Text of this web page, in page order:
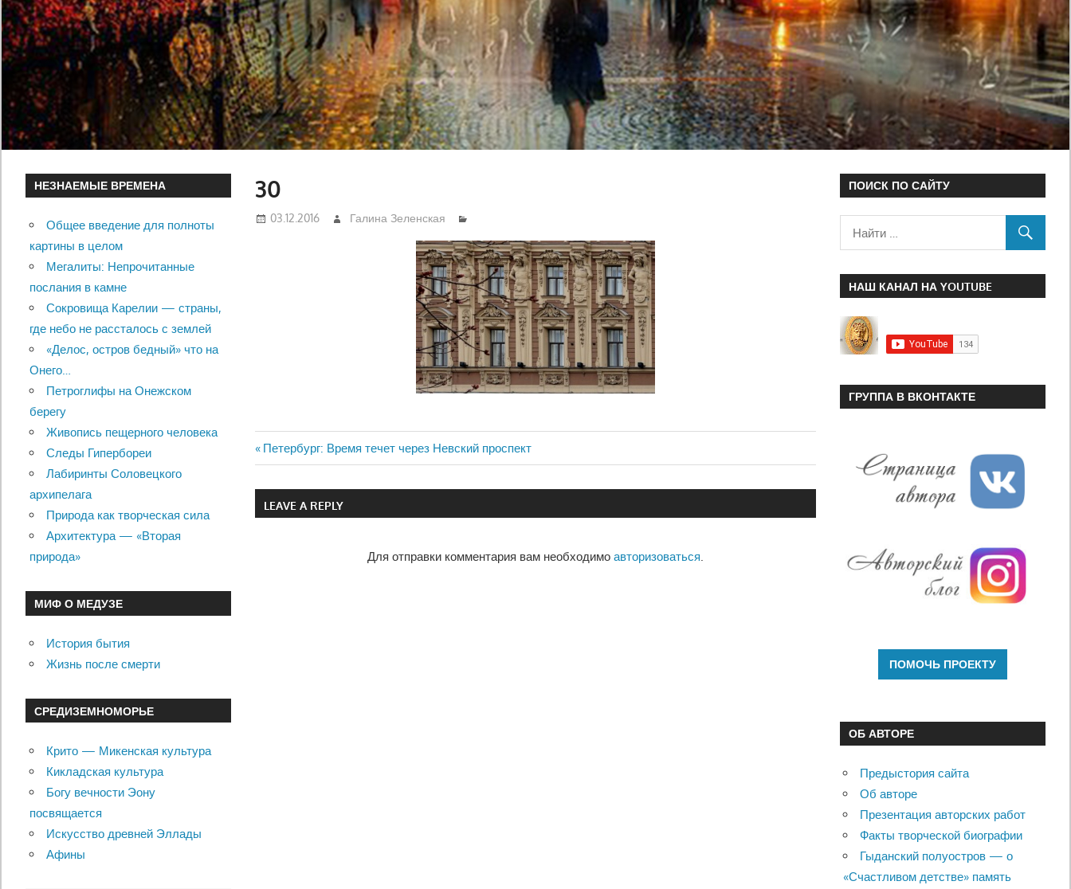
30
03.12.2016 Галина Зеленская
Навигация
по
Previous
Post:
Петербург: Время течет через Невский проспект
LEAVE A REPLY
Для отправки комментария вам необходимо авторизоваться.
НЕЗНАЕМЫЕ ВРЕМЕНА
Общее введение для полноты
картины в целом
Мегалиты: Непрочитанные
послания в камне
Сокровища Карелии — страны,
где небо не рассталось с землей
«Делос, остров бедный» что на
Онего…
Петроглифы на Онежском
берегу
Живопись пещерного человека
Следы Гипербореи
Лабиринты Соловецкого
архипелага
Природа как творческая сила
Архитектура — «Вторая
природа»
МИФ О МЕДУЗЕ
История бытия
Жизнь после смерти
СРЕДИЗЕМНОМОРЬЕ
Крито — Микенская культура
Кикладская культура
Богу вечности Эону
посвящается
Искусство древней Эллады
Афины
ПОИСК ПО САЙТУ
НАШ КАНАЛ НА YOUTUBE
ГРУППА В ВКОНТАКТЕ
ОБ АВТОРЕ
Предыстория сайта
Об авторе
Презентация авторских работ
Факты творческой биографии
Гыданский полуостров — о
«Счастливом детстве» память